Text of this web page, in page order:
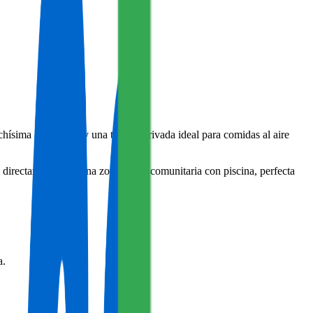
luz natural y una terraza privada ideal para comidas al aire
con una zona verde comunitaria con piscina, perfecta